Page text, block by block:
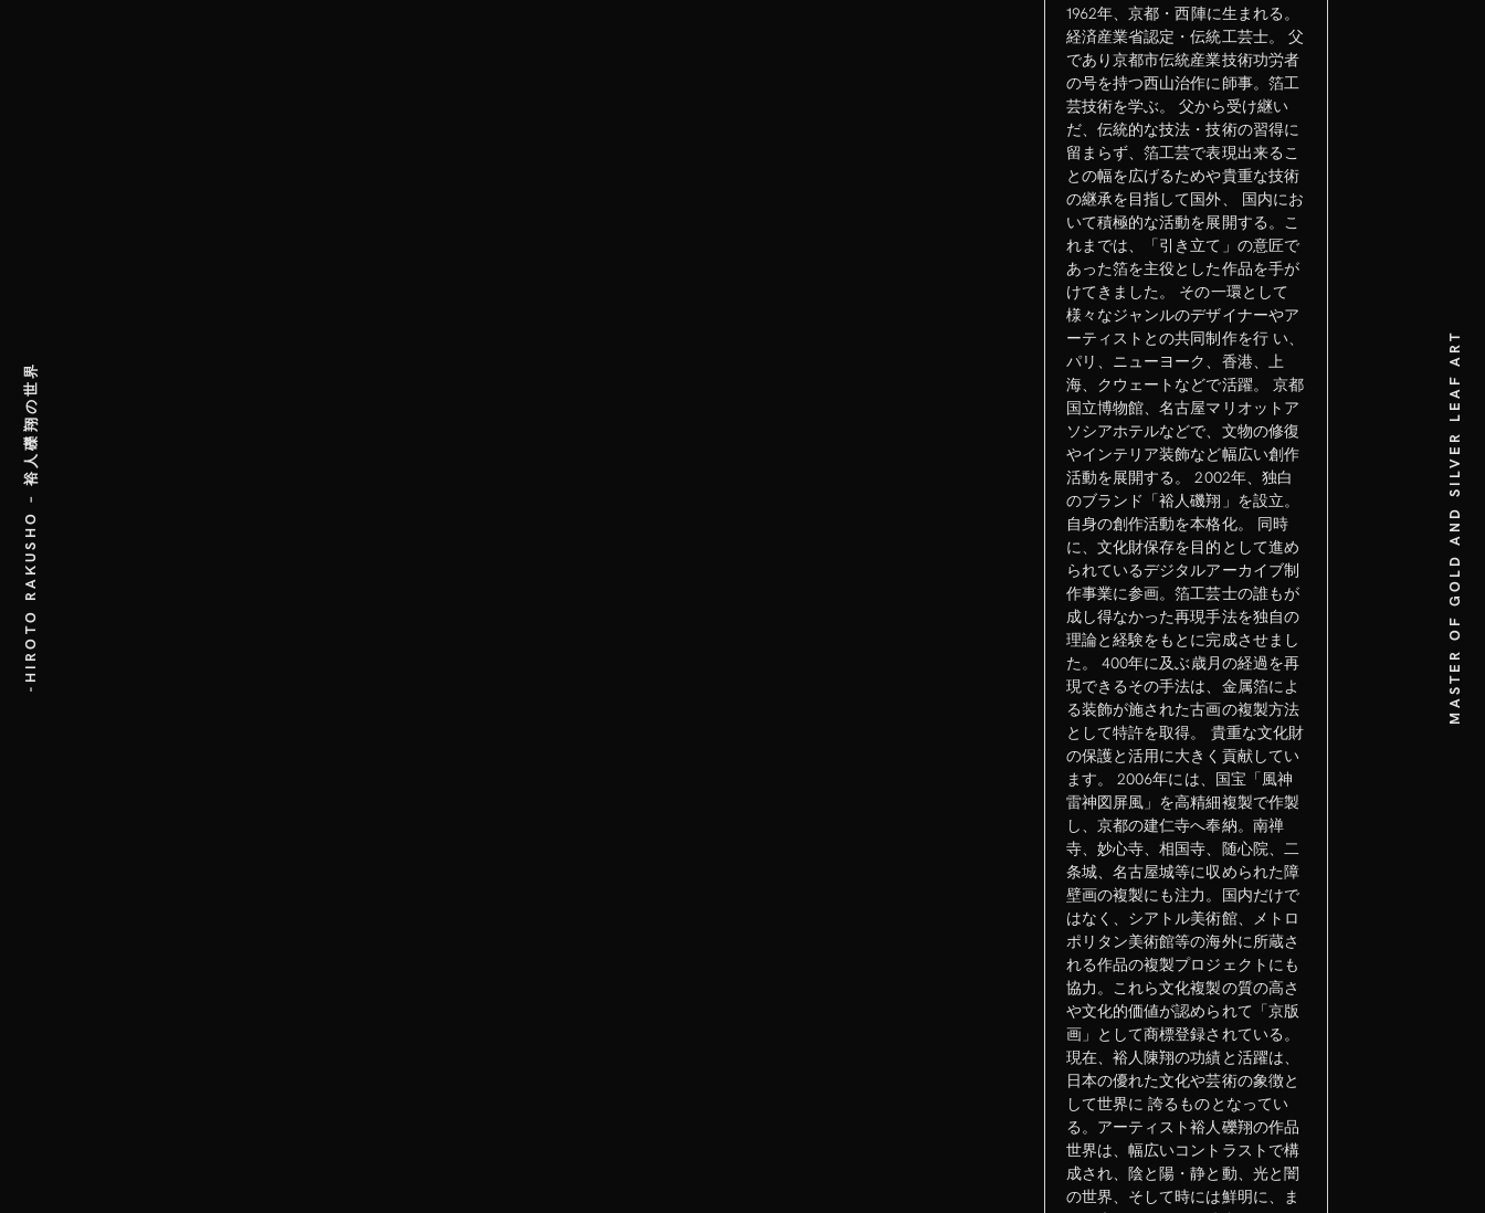
-HIROTO RAKUSHO – 裕人礫翔の世界 MASTER OF GOLD AND SILVER LEAF ART
1962年、京都・西陣に生まれる。
経済産業省認定・伝統工芸士。 父
であり京都市伝統産業技術功労者
の号を持つ西山治作に師事。箔工
芸技術を学ぶ。 父から受け継い
だ、伝統的な技法・技術の習得に
留まらず、箔工芸で表現出来るこ
との幅を広げるためや貴重な技術
の継承を目指して国外、 国内にお
いて積極的な活動を展開する。こ
れまでは、「引き立て」の意匠で
あった箔を主役とした作品を手が
けてきました。 その一環として
様々なジャンルのデザイナーやア
ーティストとの共同制作を行 い、
パリ、ニューヨーク、香港、上
海、クウェートなどで活躍。 京都
国立博物館、名古屋マリオットア
ソシアホテルなどで、文物の修復
やインテリア装飾など幅広い創作
活動を展開する。 2002年、独白
のブランド「裕人磯翔」を設立。
自身の創作活動を本格化。 同時
に、文化財保存を目的として進め
られているデジタルアーカイブ制
作事業に参画。箔工芸士の誰もが
成し得なかった再現手法を独自の
理論と経験をもとに完成させまし
た。 400年に及ぶ歳月の経過を再
現できるその手法は、金属箔によ
る装飾が施された古画の複製方法
として特許を取得。 貴重な文化財
の保護と活用に大きく貢献してい
ます。 2006年には、国宝「風神
雷神図屏風」を高精細複製で作製
し、京都の建仁寺へ奉納。南禅
寺、妙心寺、相国寺、随心院、二
条城、名古屋城等に収められた障
壁画の複製にも注力。国内だけで
はなく、シアトル美術館、メトロ
ポリタン美術館等の海外に所蔵さ
れる作品の複製プロジェクトにも
協力。これら文化複製の質の高さ
や文化的価値が認められて「京版
画」として商標登録されている。
現在、裕人陳翔の功績と活躍は、
日本の優れた文化や芸術の象徴と
して世界に 誇るものとなってい
る。アーティスト裕人礫翔の作品
世界は、幅広いコントラストで構
成され、陰と陽・静と動、光と闇
の世界、そして時には鮮明に、ま